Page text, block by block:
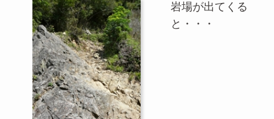
岩場が出てくる
と・・・